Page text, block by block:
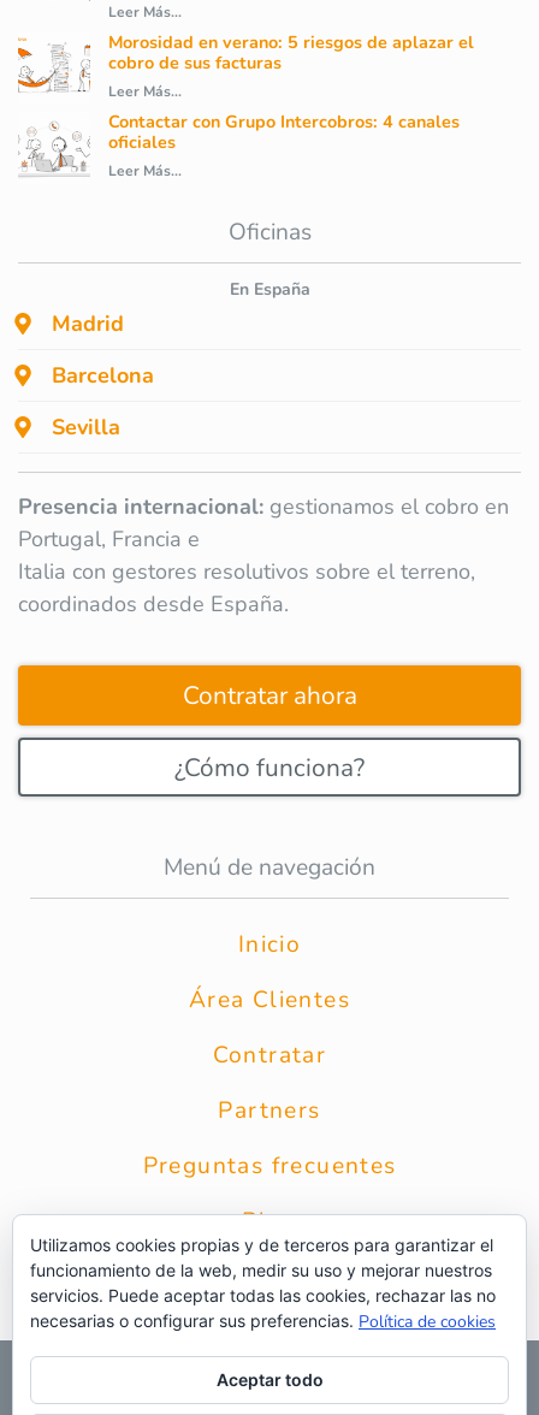
Leer Más...
Morosidad en verano: 5 riesgos de aplazar el
cobro de sus facturas
Leer Más...
Contactar con Grupo Intercobros: 4 canales
oficiales
Leer Más...
Oficinas
En España
Madrid
Barcelona
Sevilla
Presencia internacional: gestionamos el cobro en
Portugal, Francia e
Italia con gestores resolutivos sobre el terreno,
coordinados desde España.
Contratar ahora
¿Cómo funciona?
Menú de navegación
Inicio
Área Clientes
Contratar
Partners
Preguntas frecuentes
Blog
Contacto
© 2026 Grupo Intercobros|Calle Zurbarán 8 1* Planta 28010
|Política de privacidad
Utilizamos cookies propias y de terceros para garantizar el
funcionamiento de la web, medir su uso y mejorar nuestros
servicios. Puede aceptar todas las cookies, rechazar las no
necesarias o configurar sus preferencias. Política de cookies
Aceptar todo